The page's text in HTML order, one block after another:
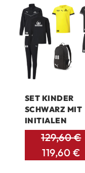
SET KINDER
SCHWARZ MIT
INITIALEN
129,60€
119,60 €